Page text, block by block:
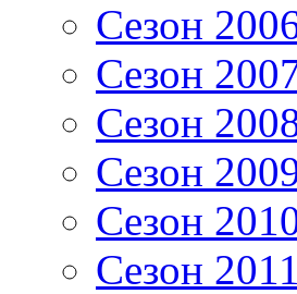
Сезон
Сезон
Сезон
Сезон
Сезон
Сезон